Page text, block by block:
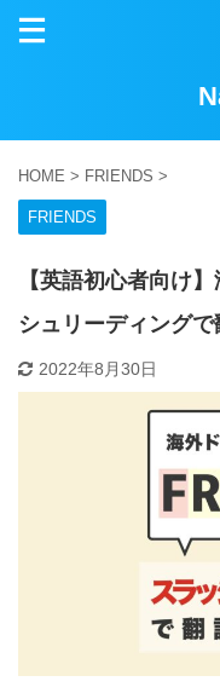
HOME > FRIENDS >
FRIENDS
【英語初心者向け
シュリーディング
2022年8月30日